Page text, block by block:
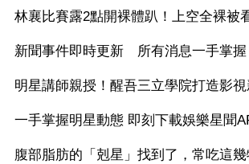
林襄比賽露2點開裸體趴！上空全裸被
新聞事件即時更新 所有消息一手掌握
明星講師親授！醒吾三立學院打造影視
一手掌握明星動態 即刻下載娛樂星聞
腹部脂肪的「剋星」找到了，常吃這